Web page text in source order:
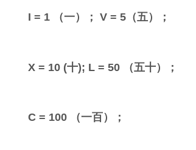
I = 1 （一）； V = 5（五）；
X = 10 (十); L = 50 （五十）；
C = 100 （一百）；